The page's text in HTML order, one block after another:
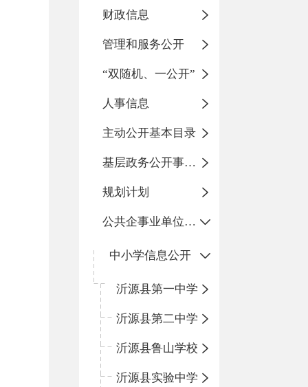
财政信息
管理和服务公开
“双随机、一公开”
人事信息
主动公开基本目录
基层政务公开事项标准目录
规划计划
公共企事业单位信息公开
中小学信息公开
沂源县第一中学
沂源县第二中学
沂源县鲁山学校
沂源县实验中学